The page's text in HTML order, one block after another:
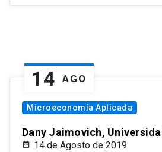
14 AGO
Microeconomía Aplicada
Dany Jaimovich,
14 de Agosto de 2019